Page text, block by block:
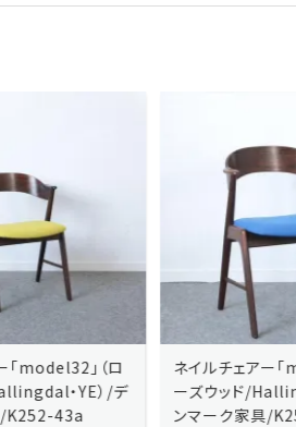
ネイルチェアー「model32」（ロ
ーズウッド/Hallingdal・BL）/デ
ンマーク家具/K252-43b